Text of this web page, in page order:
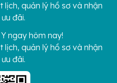
lịch, quản lý hồ sơ và nhận
đãi.
ngay hôm nay!
lịch, quản lý hồ sơ và nhận
đãi.